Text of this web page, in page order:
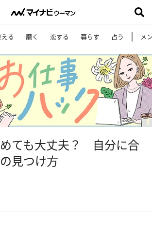
る 磨く 恋する 暮らす 占う メ
ても大丈夫？ 自分に合
見つけ方